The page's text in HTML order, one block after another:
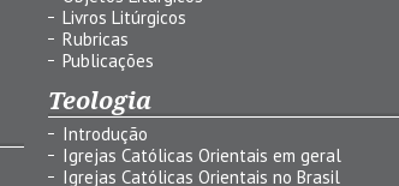
Livros Litúrgicos
Rubricas
Publicações
Teologia
Introdução
Igrejas Católicas Orientais em geral
Igrejas Católicas Orientais no Brasil